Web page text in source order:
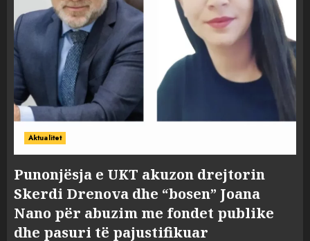
Aktualitet
Punonjësja e UKT akuzon drejtorin
Skerdi Drenova dhe “bosen” Joana
Nano për abuzim me fondet publike
dhe pasuri të pajustifikuar